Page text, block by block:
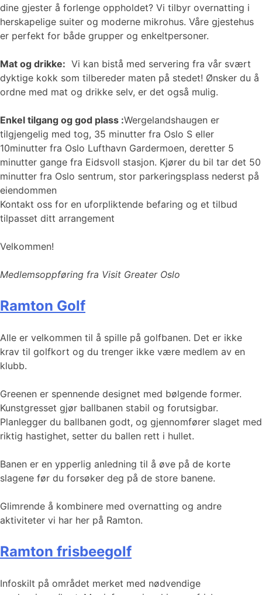
dine gjester å forlenge oppholdet? Vi tilbyr overnatting i
herskapelige suiter og moderne mikrohus. Våre gjestehus
er perfekt for både grupper og enkeltpersoner.
Mat og drikke: Vi kan bistå med servering fra vår svært
dyktige kokk som tilbereder maten på stedet! Ønsker du å
ordne med mat og drikke selv, er det også mulig.
Enkel tilgang og god plass :Wergelandshaugen er
tilgjengelig med tog, 35 minutter fra Oslo S eller
10minutter fra Oslo Lufthavn Gardermoen, deretter 5
minutter gange fra Eidsvoll stasjon. Kjører du bil tar det 50
minutter fra Oslo sentrum, stor parkeringsplass nederst på
eiendommen
Kontakt oss for en uforpliktende befaring og et tilbud
tilpasset ditt arrangement
Velkommen!
Medlemsoppføring fra Visit Greater Oslo
Ramton Golf
Alle er velkommen til å spille på golfbanen. Det er ikke
krav til golfkort og du trenger ikke være medlem av en
klubb.
Greenen er spennende designet med bølgende former.
Kunstgresset gjør ballbanen stabil og forutsigbar.
Planlegger du ballbanen godt, og gjennomfører slaget med
riktig hastighet, setter du ballen rett i hullet.
Banen er en ypperlig anledning til å øve på de korte
slagene før du forsøker deg på de store banene.
Glimrende å kombinere med overnatting og andre
aktiviteter vi har her på Ramton.
Ramton frisbeegolf
Infoskilt på området merket med nødvendige